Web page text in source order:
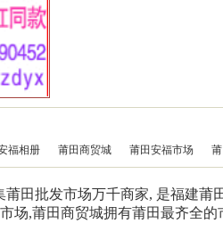
福相册 莆田商贸城 莆田安福市场
莆田批发市场万千商家, 是福建
场,莆田商贸城拥有莆田最齐全